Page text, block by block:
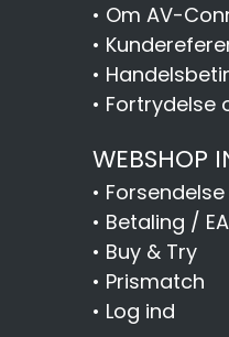
• Om AV-
•
•
• Fortrydelse
WEBSHOP
•
• Betaling /
• Buy & Try
• Prismatch
• Log ind